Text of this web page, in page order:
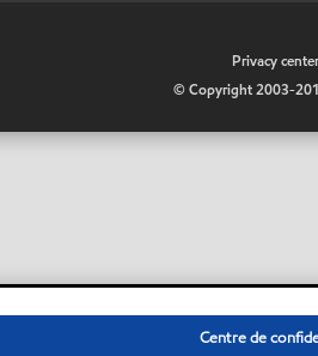
Privacy center
© Copyright 2003-
Centre de